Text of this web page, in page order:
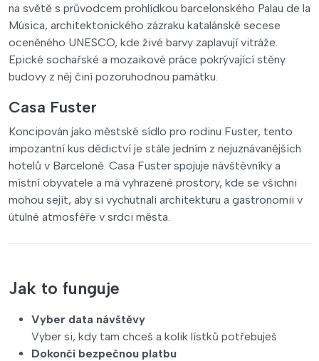
na světě s průvodcem prohlídkou barcelonského Palau de la
Música, architektonického zázraku katalánské secese
oceněného UNESCO, kde živé barvy zaplavují vitráže.
Epické sochařské a mozaikové práce pokrývající stěny
budovy z něj činí pozoruhodnou památku.
Casa Fuster
Koncipován jako městské sídlo pro rodinu Fuster, tento
impozantní kus dědictví je stále jedním z nejuznávanějších
hotelů v Barceloně. Casa Fuster spojuje návštěvníky a
místní obyvatele a má vyhrazené prostory, kde se všichni
mohou sejít, aby si vychutnali architekturu a gastronomii v
útulné atmosféře v srdci města.
Jak to funguje
Vyber data návštěvy
Vyber si, kdy tam chceš a kolik lístků potřebuješ
Dokonči bezpečnou platbu